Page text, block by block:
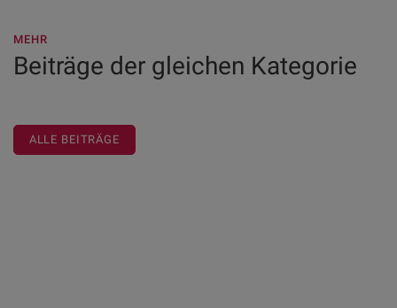
MEHR
Beiträge der gleichen Kategorie
ALLE BEITRÄGE